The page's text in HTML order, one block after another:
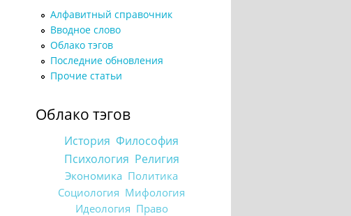
Алфавитный справочник
Вводное слово
Облако тэгов
Последние обновления
Прочие статьи
Облако тэгов
История Философия
Психология Религия
Экономика Политика
Социология Мифология
Идеология Право